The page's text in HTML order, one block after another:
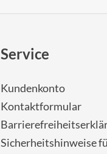
Service
Kundenkonto
Kontaktformular
Sicherheitshinweise